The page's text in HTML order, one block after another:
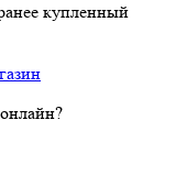
купленный